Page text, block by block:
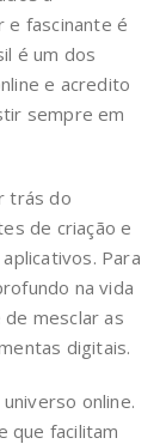
e fascinante é
é um dos
e acredito
sempre em
trás do
de criação e
Para
na vida
mesclar as
digitais.
online.
que facilitam